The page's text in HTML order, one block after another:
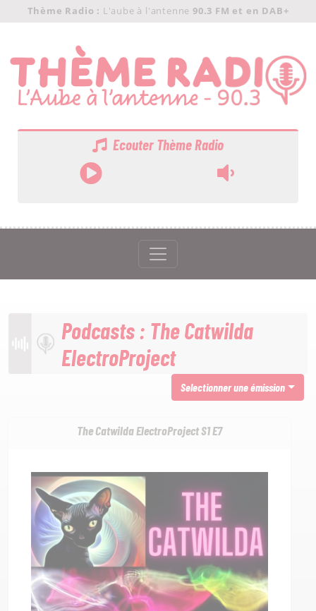
Thème Radio : L'aube à l'antenne 90.3 FM et en DAB+
Ecouter Thème Radio
Podcasts : The Catwilda
ElectroProject
Selectionner une émission
The Catwilda ElectroProject S1 E7
Panneau de gestion des cookies